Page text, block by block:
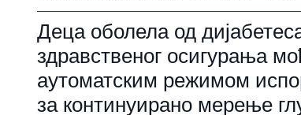
Деца оболела од
здравственог осигурања
аутоматским режимом
за континуирано мерење